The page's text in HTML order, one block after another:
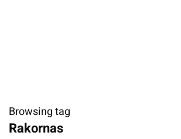
Browsing tag
Rakornas